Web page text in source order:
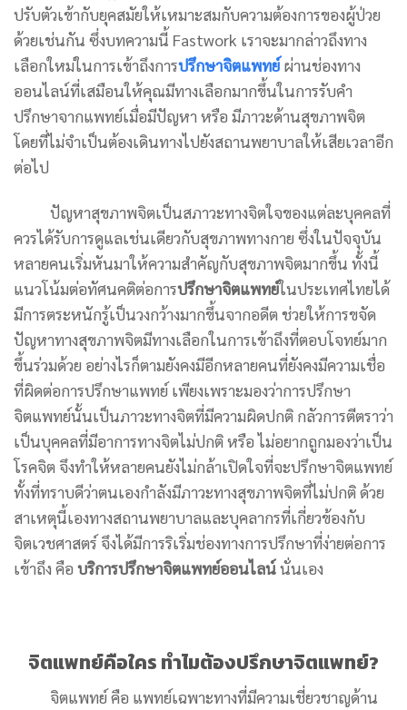
ปรับตัวเข้ากับยุคสมัยให้เหมาะสมกับความต้องการของผู้ป่วย
ด้วยเช่นกัน ซึ่งบทความนี้ Fastwork เราจะมากล่าวถึงทาง
เลือกใหม่ในการเข้าถึงการปรึกษาจิตแพทย์ผ่านช่องทาง
ออนไลน์ที่เสมือนให้คุณมีทางเลือกมากขึ้นในการรับคำ
ปรึกษาจากแพทย์เมื่อมีปัญหา หรือ มีภาวะด้านสุขภาพจิต
โดยที่ไม่จำเป็นต้องเดินทางไปยังสถานพยาบาลให้เสียเวลาอีก
ต่อไป
ปัญหาสุขภาพจิตเป็นสภาวะทางจิตใจของแต่ละบุคคลที่
ควรได้รับการดูแลเช่นเดียวกับสุขภาพทางกาย ซึ่งในปัจจุบัน
หลายคนเริ่มหันมาให้ความสำคัญกับสุขภาพจิตมากขึ้น ทั้งนี้
แนวโน้มต่อทัศนคติต่อการปรึกษาจิตแพทย์ในประเทศไทยได้
มีการตระหนักรู้เป็นวงกว้างมากขึ้นจากอดีต ช่วยให้การขจัด
ปัญหาทางสุขภาพจิตมีทางเลือกในการเข้าถึงที่ตอบโจทย์มาก
ขึ้นร่วมด้วย อย่างไรก็ตามยังคงมีอีกหลายคนที่ยังคงมีความเชื่อ
ที่ผิดต่อการปรึกษาแพทย์ เพียงเพราะมองว่าการปรึกษา
จิตแพทย์นั้นเป็นภาวะทางจิตที่มีความผิดปกติ กลัวการตีตราว่า
เป็นบุคคลที่มีอาการทางจิตไม่ปกติ หรือ ไม่อยากถูกมองว่าเป็น
โรคจิต จึงทำให้หลายคนยังไม่กล้าเปิดใจที่จะปรึกษาจิตแพทย์
ทั้งที่ทราบดีว่าตนเองกำลังมีภาวะทางสุขภาพจิตที่ไม่ปกติ ด้วย
สาเหตุนี้เองทางสถานพยาบาลและบุคลากรที่เกี่ยวข้องกับ
จิตเวชศาสตร์ จึงได้มีการริเริ่มช่องทางการปรึกษาที่ง่ายต่อการ
เข้าถึง คือ บริการปรึกษาจิตแพทย์ออนไลน์นั่นเอง
จิตแพทย์คือใคร ทำไมต้องปรึกษาจิตแพทย์?
จิตแพทย์ คือ แพทย์เฉพาะทางที่มีความเชี่ยวชาญด้าน